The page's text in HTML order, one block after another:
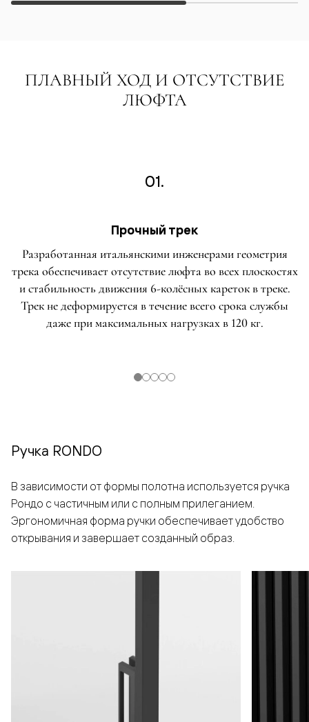
ПЛАВНЫЙ ХОД И ОТСУТСТВИЕ
ЛЮФТА
01.
Прочный трек
Разработанная итальянскими инженерами геометрия
трека обеспечивает отсутствие люфта во всех плоскостях
и стабильность движения 6-колёсных кареток в треке.
Трек не деформируется в течение всего срока службы
даже при максимальных нагрузках в 120 кг.
Ручка RONDO
В зависимости от формы полотна используется ручка
Рондо с частичным или с полным прилеганием.
Эргономичная форма ручки обеспечивает удобство
открывания и завершает созданный образ.